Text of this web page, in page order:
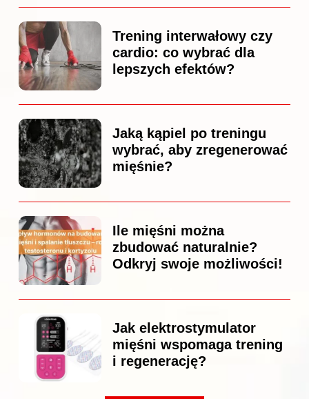
Trening interwałowy czy
cardio: co wybrać dla
lepszych efektów?
Jaką kąpiel po treningu
wybrać, aby zregenerować
mięśnie?
Ile mięśni można
zbudować naturalnie?
Odkryj swoje możliwości!
Jak elektrostymulator
mięśni wspomaga trening
i regenerację?